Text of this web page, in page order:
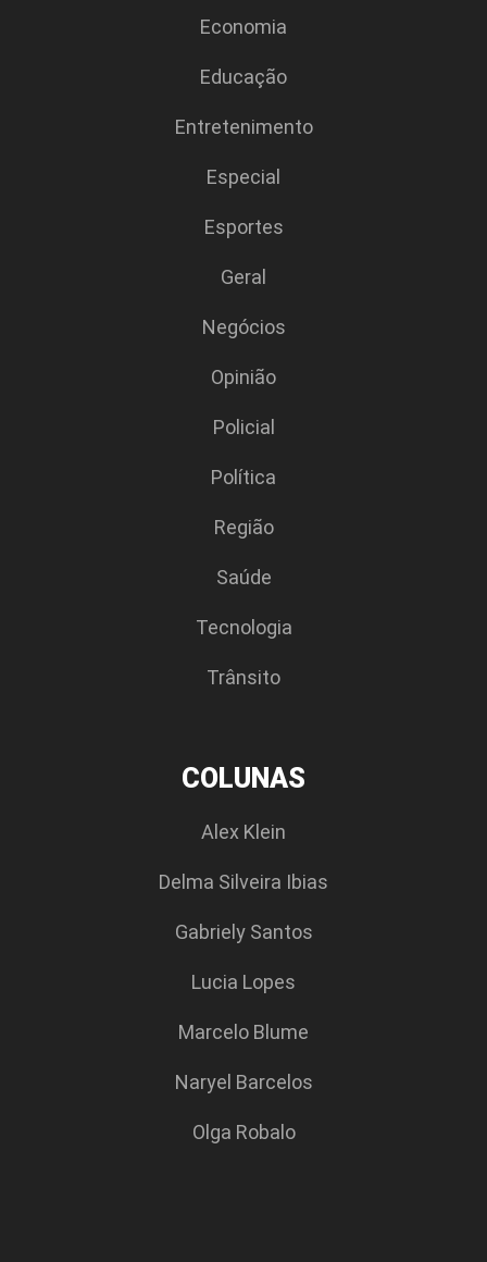
Economia
Educação
Entretenimento
Especial
Esportes
Geral
Negócios
Opinião
Policial
Polí­tica
Região
Saúde
Tecnologia
Trânsito
COLUNAS
Alex Klein
Delma Silveira Ibias
Gabriely Santos
Lucia Lopes
Marcelo Blume
Naryel Barcelos
Olga Robalo